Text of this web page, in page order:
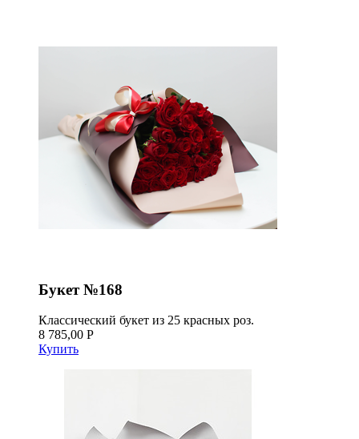
Букет №168
Классический букет из 25 красных роз.
8 785,00 Р
Купить